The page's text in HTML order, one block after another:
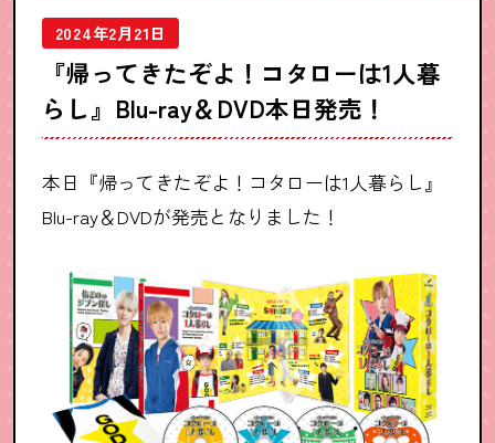
2024年2月21日
『帰ってきたぞよ！コタローは1人暮
らし』Blu-ray＆DVD本日発売！
本日『帰ってきたぞよ！コタローは1人暮らし』
Blu-ray＆DVDが発売となりました！